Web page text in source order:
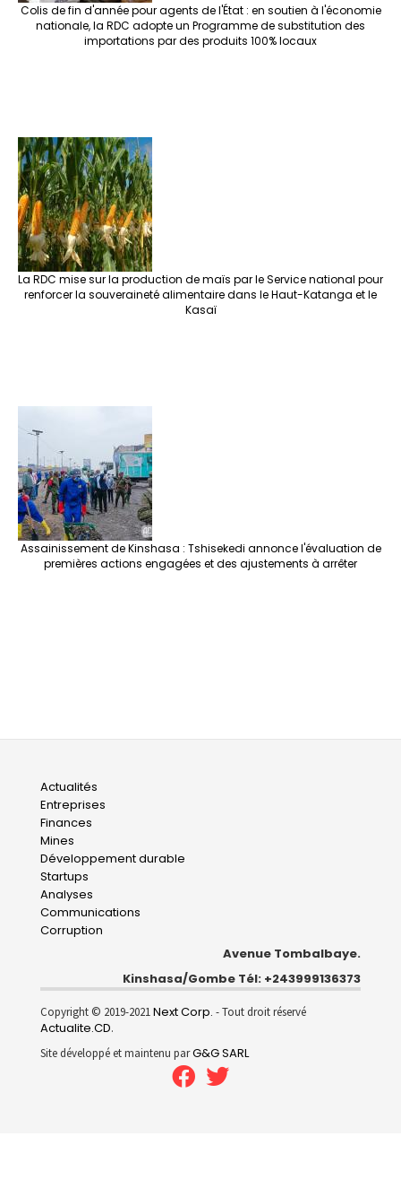
Colis de fin d'année pour agents de l'État : en soutien à l'économie
nationale, la RDC adopte un Programme de substitution des
importations par des produits 100% locaux
La RDC mise sur la production de maïs par le Service national pour
renforcer la souveraineté alimentaire dans le Haut-Katanga et le
Kasaï
Assainissement de Kinshasa : Tshisekedi annonce l'évaluation de
premières actions engagées et des ajustements à arrêter
Main
navigation
Actualités
Entreprises
Finances
Mines
Développement durable
Startups
Analyses
Communications
Corruption
Avenue Tombalbaye.
Kinshasa/Gombe Tél: +243999136373
Copyright © 2019-2021Next Corp. - Tout droit réservé
Actualite.CD.
Site développé et maintenu parG&G SARL